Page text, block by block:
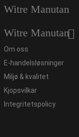
Witre Manutan
Witre Manutan
Om oss
E-handelsløsninger
Miljø & kvalitet
Kjopsvilkar
Integritetspolicy